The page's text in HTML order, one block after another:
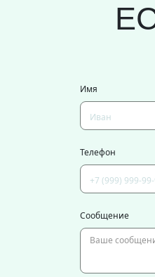
Имя
Телефон
Сообщение